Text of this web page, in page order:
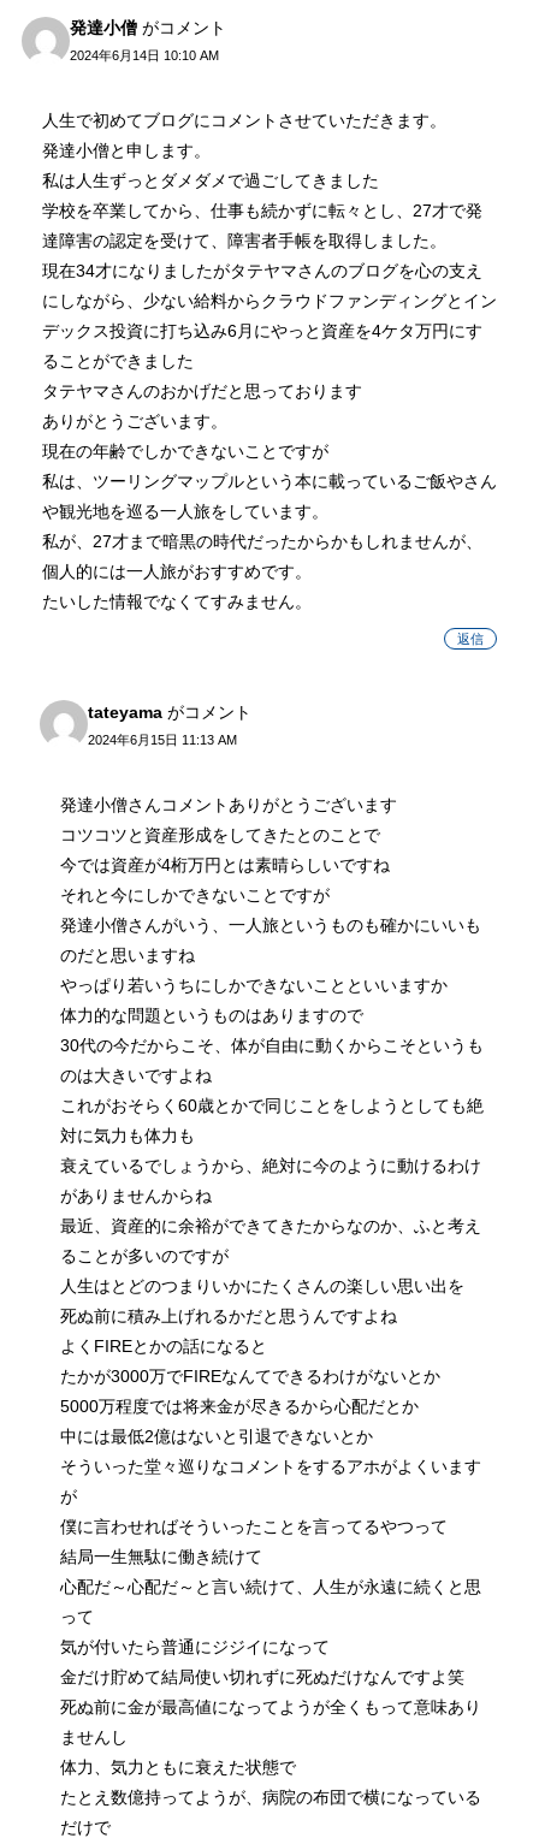
発達小僧 がコメント
2024年6月14日 10:10 AM
人生で初めてブログにコメントさせていただきます。
発達小僧と申します。
私は人生ずっとダメダメで過ごしてきました
学校を卒業してから、仕事も続かずに転々とし、27才で発
達障害の認定を受けて、障害者手帳を取得しました。
現在34才になりましたがタテヤマさんのブログを心の支え
にしながら、少ない給料からクラウドファンディングとイン
デックス投資に打ち込み6月にやっと資産を4ケタ万円にす
ることができました
タテヤマさんのおかげだと思っております
ありがとうございます。
現在の年齢でしかできないことですが
私は、ツーリングマップルという本に載っているご飯やさん
や観光地を巡る一人旅をしています。
私が、27才まで暗黒の時代だったからかもしれませんが、
個人的には一人旅がおすすめです。
たいした情報でなくてすみません。
返信
tateyama がコメント
2024年6月15日 11:13 AM
発達小僧さんコメントありがとうございます
コツコツと資産形成をしてきたとのことで
今では資産が4桁万円とは素晴らしいですね
それと今にしかできないことですが
発達小僧さんがいう、一人旅というものも確かにいいも
のだと思いますね
やっぱり若いうちにしかできないことといいますか
体力的な問題というものはありますので
30代の今だからこそ、体が自由に動くからこそというも
のは大きいですよね
これがおそらく60歳とかで同じことをしようとしても絶
対に気力も体力も
衰えているでしょうから、絶対に今のように動けるわけ
がありませんからね
最近、資産的に余裕ができてきたからなのか、ふと考え
ることが多いのですが
人生はとどのつまりいかにたくさんの楽しい思い出を
死ぬ前に積み上げれるかだと思うんですよね
よくFIREとかの話になると
たかが3000万でFIREなんてできるわけがないとか
5000万程度では将来金が尽きるから心配だとか
中には最低2億はないと引退できないとか
そういった堂々巡りなコメントをするアホがよくいます
が
僕に言わせればそういったことを言ってるやつって
結局一生無駄に働き続けて
心配だ～心配だ～と言い続けて、人生が永遠に続くと思
って
気が付いたら普通にジジイになって
金だけ貯めて結局使い切れずに死ぬだけなんですよ笑
死ぬ前に金が最高値になってようが全くもって意味あり
ませんし
体力、気力ともに衰えた状態で
たとえ数億持ってようが、病院の布団で横になっている
だけで